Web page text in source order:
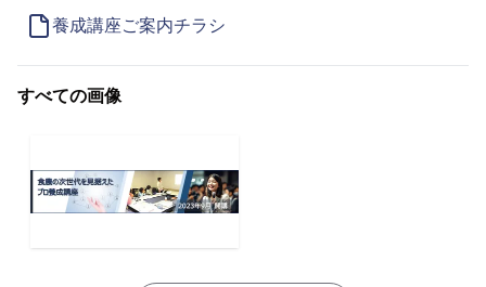
養成講座ご案内チラシ
すべての画像